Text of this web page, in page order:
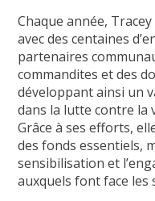
Chaque année,
avec des centaines
partenaires
commandites et des
développant ainsi un
dans la lutte contre la
Grâce à ses efforts,
des fonds essentiels,
sensibilisation et
auxquels font face les